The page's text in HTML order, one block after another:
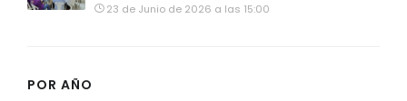
23 de Junio de 2026 a las 15:00
POR AÑO